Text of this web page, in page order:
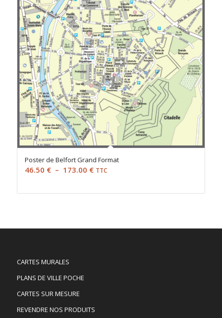
Poster de Belfort Grand Format
46.50 € – 173.00 €Plage
prix :
173.00 €
TTC
CARTES MURALES
PLANS DE VILLE POCHE
CARTES SUR MESURE
REVENDRE NOS PRODUITS